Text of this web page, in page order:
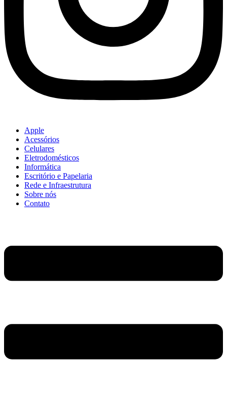
Apple
Acessórios
Celulares
Eletrodomésticos
Informática
Escritório e Papelaria
Rede e Infraestrutura
Sobre nós
Contato